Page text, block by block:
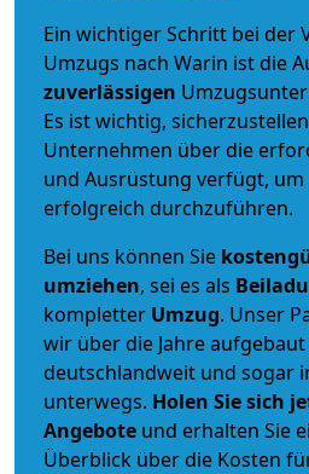
Ein wichtiger Schritt bei der
Umzugs nach Warin ist die
zuverlässigen
Es ist wichtig,
Unternehmen über die
und Ausrüstung verfügt, um
erfolgreich durchzuführen.
Bei uns können Sie
umziehen, sei es als
kompletter Umzug. Unser
wir über die Jahre
deutschlandweit und sogar
unterwegs. Holen Sie sich
Angebote und erhalten Sie
Überblick über die Kosten